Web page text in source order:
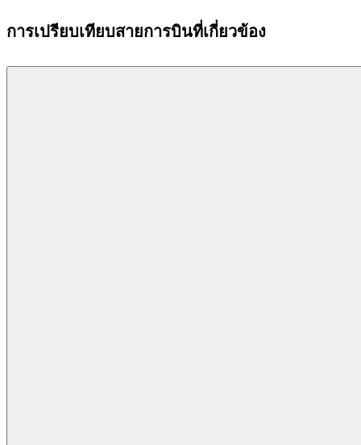
การเปรียบเทียบสายการบินที่เกี่ยวข้อง